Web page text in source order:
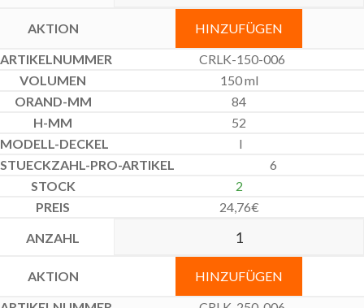
HINZUFÜGEN
CRLK-150-006
150 ml
84
52
I
6
2
24,76€
HINZUFÜGEN